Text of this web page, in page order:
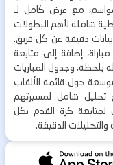
مع عرض كامل لـ
شاملة لأهم البطولات
دقيقة عن كل فريق.
إضافة إلى متابعة
بلحظة، وجدول المباريات
حول قائمة الألقاب
مع تحليل شامل لمسيرتهم
كرة القدم بكل
والتحليلات الدقيقة.